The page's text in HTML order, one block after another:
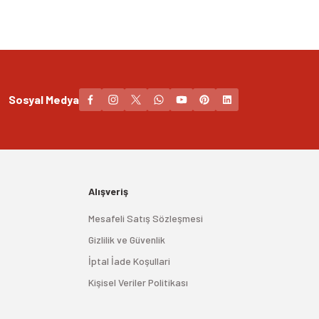
Sosyal Medya
Alışveriş
Mesafeli Satış Sözleşmesi
Gizlilik ve Güvenlik
İptal İade Koşullari
Kişisel Veriler Politikası